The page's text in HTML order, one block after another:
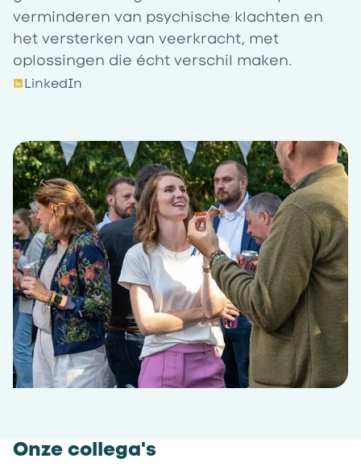
verminderen van psychische klachten en
het versterken van veerkracht, met
oplossingen die écht verschil maken.
LinkedIn
Onze collega's